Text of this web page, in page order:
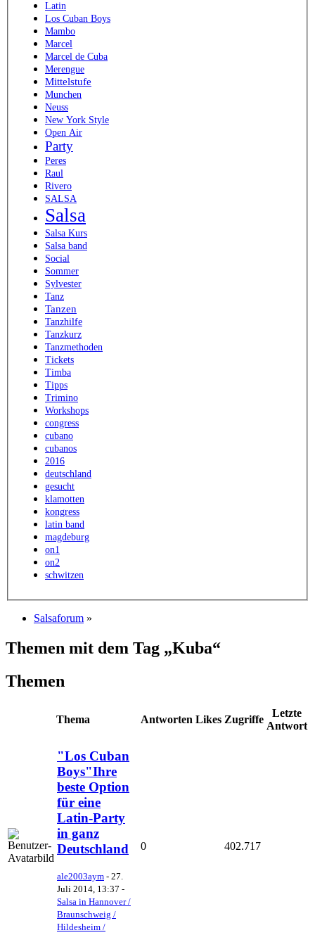
Latin
Los Cuban Boys
Mambo
Marcel
Marcel de Cuba
Merengue
Mittelstufe
Munchen
Neuss
New York Style
Open Air
Party
Peres
Raul
Rivero
SALSA
Salsa
Salsa Kurs
Salsa band
Social
Sommer
Sylvester
Tanz
Tanzen
Tanzhilfe
Tanzkurz
Tanzmethoden
Tickets
Timba
Tipps
Trimino
Workshops
congress
cubano
cubanos
2016
deutschland
gesucht
klamotten
kongress
latin band
magdeburg
on1
on2
schwitzen
Salsaforum »
Themen mit dem Tag „Kuba“
Themen
Thema Antworten Likes Zugriffe
Letzte
Antwort
"Los Cuban
Boys"Ihre
beste Option
für eine
Latin-Party
in ganz
Deutschland
ale2003aym - 27.
Juli 2014, 13:37 -
Salsa in Hannover /
Braunschweig /
Hildesheim /
0 402.717